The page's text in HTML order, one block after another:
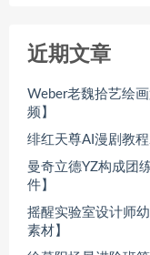
近期文章
Weber老魏拾艺绘
频】
绯红天尊AI漫剧教
曼奇立德YZ构成团
件】
摇醒实验室设计师
素材】